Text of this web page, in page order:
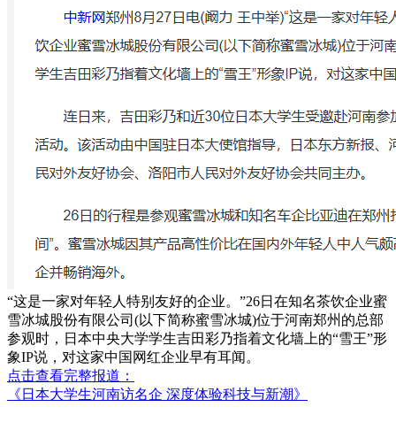
“这是一家对年轻人特别友好的企业。”26日在知名茶饮企业蜜
雪冰城股份有限公司(以下简称蜜雪冰城)位于河南郑州的总部
参观时，日本中央大学学生吉田彩乃指着文化墙上的“雪王”形
象IP说，对这家中国网红企业早有耳闻。
点击查看完整报道：
《日本大学生河南访名企 深度体验科技与新潮》